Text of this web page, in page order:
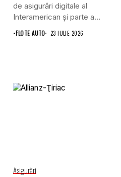
de asigurări digitale al
Interamerican și parte a
Grupului...
•FLOTE AUTO 23 IULIE 2026
Asigurări